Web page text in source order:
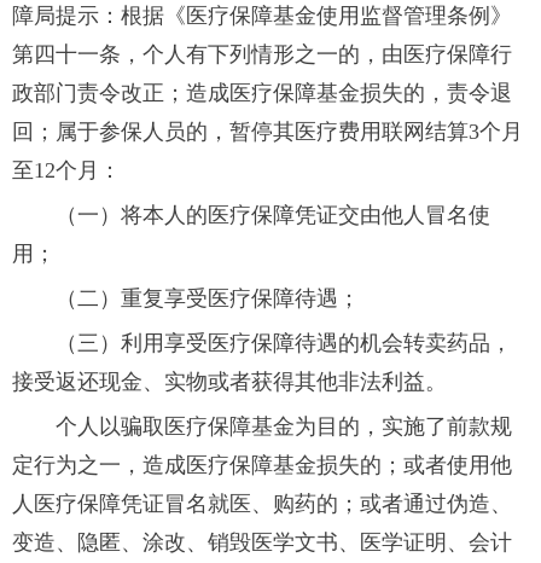
障局提示：根据《医疗保障基金使用监督管理条例》
第四十一条，个人有下列情形之一的，由医疗保障行
政部门责令改正；造成医疗保障基金损失的，责令退
回；属于参保人员的，暂停其医疗费用联网结算3个月
至12个月：
（一）将本人的医疗保障凭证交由他人冒名使
用；
（二）重复享受医疗保障待遇；
（三）利用享受医疗保障待遇的机会转卖药品，
接受返还现金、实物或者获得其他非法利益。
个人以骗取医疗保障基金为目的，实施了前款规
定行为之一，造成医疗保障基金损失的；或者使用他
人医疗保障凭证冒名就医、购药的；或者通过伪造、
变造、隐匿、涂改、销毁医学文书、医学证明、会计